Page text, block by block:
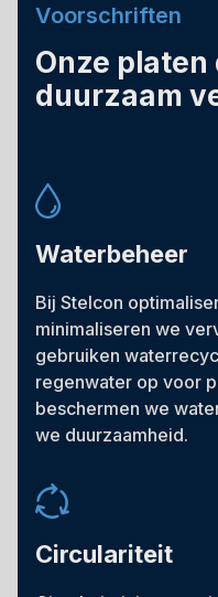
Voorschriften
Onze platen
duurzaam
Waterbeheer
Bij Stelcon
minimaliseren we
gebruiken
regenwater op voor
beschermen we
we duurzaamheid.
Circulariteit